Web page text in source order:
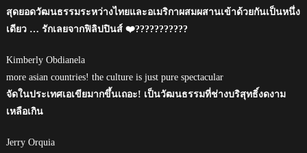
สุดยอดวัฒนธรรมระหว่างไทยและอเมริกาผสมผสานเข้าด้วยกันเป็นหนึ่ง
เดียว … รักเลยจากฟิลิปปินส์ ❤️???????????
Kimberly Obdianela
more asian countries! the culture is just pure spectacular
จัดในประเทศเอเขียมากขึ้นเถอะ! เป็นวัฒนธรรมที่ช่างบริสุทธิ์งดงาม
เหลือเกิน
Jerry Orquia